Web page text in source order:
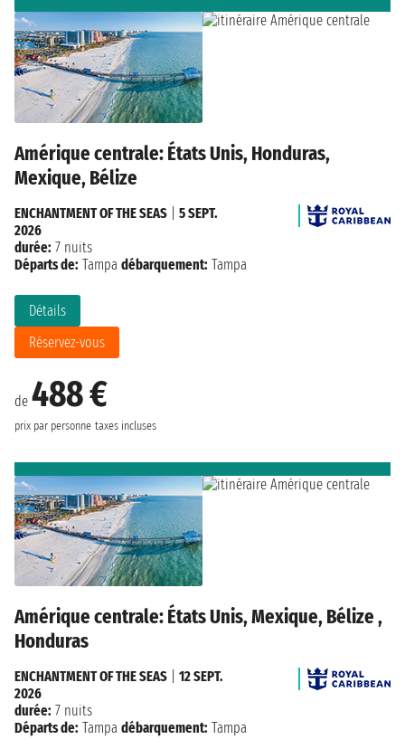
Amérique centrale: États Unis, Honduras,
Mexique, Bélize
de 488 €
prix par personne taxes incluses
Détails
Réservez-vous
ENCHANTMENT OF THE SEAS
5 SEPT.
2026
durée: 7 nuits
Départs de: Tampa débarquement: Tampa
Amérique centrale: États Unis, Mexique, Bélize ,
Honduras
ENCHANTMENT OF THE SEAS
12 SEPT.
2026
durée: 7 nuits
Départs de: Tampa débarquement: Tampa